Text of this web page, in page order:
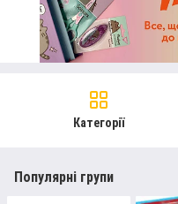
Категорії
Популярні групи